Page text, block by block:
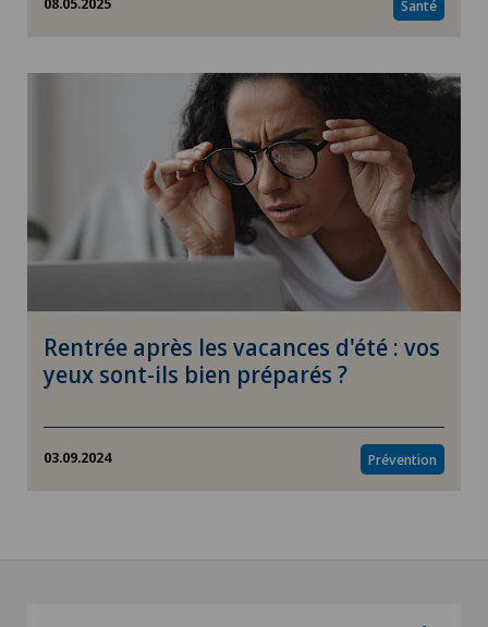
Santé
Rentrée après les vacances d'été : vos
yeux sont-ils bien préparés ?
03.09.2024 Prévention